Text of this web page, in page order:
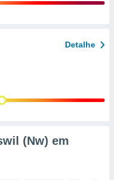
Detalhe
(Nw) em